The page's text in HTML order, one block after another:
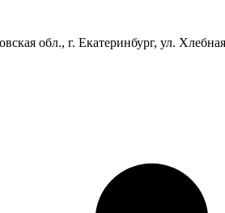
обл., г. Екатеринбург, ул.